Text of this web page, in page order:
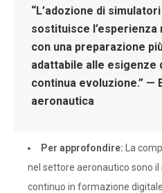
“L’adozione di
sostituisce l’esperienza
con una preparazione
adattabile alle esigenze
continua evoluzione.” —
aeronautica
Per approfondire: La
nel settore aeronautico sono
continuo in formazione